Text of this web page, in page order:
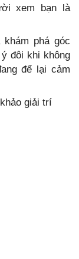
xem bạn là
phá góc
đôi khi không
để lại cảm
giải trí